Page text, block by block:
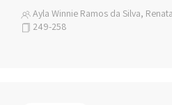
Ayla Winnie Ramos da Silva,
249-258